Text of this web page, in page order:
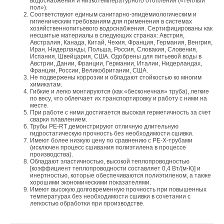
пол»).
Соответствуют единым санитарно-эпидемиологическим и
гигиеническим требованиям для применения в системах
хозяйственнопитьевого водоснабжения. Сертифицированы как
несшитые материалы в следующих странах: Австрия,
Австралия, Канада, Китай, Чехия, Франция, Германия, Венгрия,
Иран, Нидерланды, Польша, Россия, Словакия, Словения,
Испания, Швейцария, США. Одобрены для питьевой воды в
Австрии, Дании, Франции, Германии, Италии, Нидерландах,
Франции, России, Великобритании, США.
Не подвержены коррозии и обладают стойкостью ко многим
химикатам.
Гибкие и легко монтируются (как «бесконечная» труба), легкие
по весу, что облегчает их транспортировку и работу с ними на
месте.
При работе с ними достигается высокая герметичность за счет
сварки плавлением.
Трубы PE-RT демонстрируют отличную длительную
гидростатическую прочность без необходимости сшивки.
Имеют более низкую цену по сравнению с PE-X-трубами
(исключен процесс сшивания полиэтилена в процессе
производства).
Обладают эластичностью, высокой теплопроводностью
[коэффициент теплопроводности составляет 0,4 Вт/(м⋅К)] и
инертностью, которые обеспечиваются полиэтиленом, а также
хорошими экономическими показателями.
Имеют высокую долговременную прочность при повышенных
температурах без необходимости сшивки в сочетании с
легкостью обработки при производстве.
Итак, покупка дешевого инструмента — зачастую лишь
наивная попытка снизить финансовые потери от низкого
профессионального уровня работников.
География и качество
Ни для кого не секрет, что страна изготовления
строительного оборудования может многое сказать и о его
качестве, и о цене. На российском рынке можно выделить
несколько категорий инструмента, классифицируемого по
географическому признаку:
продукция крупных мировых брендов американского,
европейского или японского происхождения, хорошо
известных любому профессионалу, ведь высокая цена
инструмента объясняется приоритетом качества и
надежности, а также затратами на разработки новых
инновационных продуктов;
продукция производителей из России и стран СНГ —
контроль, проверки и испытания, эксплуатация арматуры
ненадлежащим образом, а также попадание инородных тел
в трубопровод. Конечно, существуют такие повреждения,
когда выходом становится только замена крана, но во многих
случаях (это касается ремонтопригодной продукции с
разборным корпусом) восстановить работоспособность
трубопроводной арматуры возможно.
В табл. 1 приведены наиболее распространенные примеры
повреждения шарового крана, а также способы их
устранения.
управления и площадками технического обслуживания.
Следующим этапом был расчет предполагаемого объема
стоков и создание проекта. Расчеты показали, что требуется
предусмотреть три группы оборудования, две из которых
используются в сухую погоду и предназначены для отвода
бытовых и производственных стоков, а третья включается в
работу только для перекачки дождевых вод. Выбор
конкретного оборудования и его количества осуществлялся
по следующим основным критериям:
оптимальные условия работы — установка минимального
числа единиц оборудования одного типа, работающих в
области наивысших КПД, при этом подача насосов
должна быть достаточной для обеспечения
максимального расхода;
наименьшая стоимость жизненного цикла (СЖЦ) — сумма
затрат за весь период службы системы, которая
складывается из расходов на покупку оборудования и его
монтаж, платы за электроэнергию и эксплуатационных